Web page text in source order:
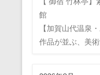
館
【加賀山代温泉
作品が並ぶ、美